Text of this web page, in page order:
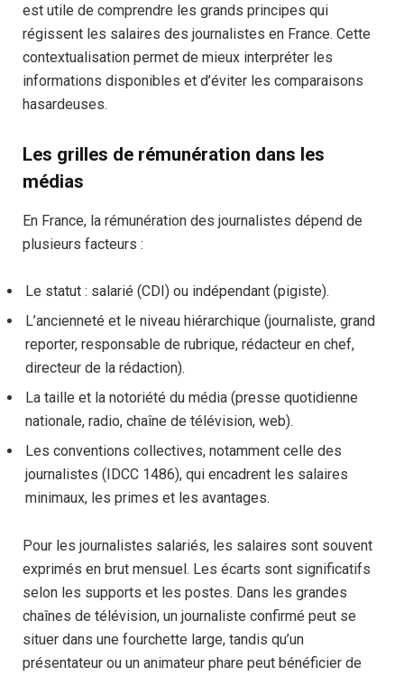
est utile de comprendre les grands principes qui
régissent les salaires des journalistes en France. Cette
contextualisation permet de mieux interpréter les
informations disponibles et d’éviter les comparaisons
hasardeuses.
Les grilles de rémunération dans les
médias
En France, la rémunération des journalistes dépend de
plusieurs facteurs :
Le statut : salarié (CDI) ou indépendant (pigiste).
L’ancienneté et le niveau hiérarchique (journaliste, grand
reporter, responsable de rubrique, rédacteur en chef,
directeur de la rédaction).
La taille et la notoriété du média (presse quotidienne
nationale, radio, chaîne de télévision, web).
Les conventions collectives, notamment celle des
journalistes (IDCC 1486), qui encadrent les salaires
minimaux, les primes et les avantages.
Pour les journalistes salariés, les salaires sont souvent
exprimés en brut mensuel. Les écarts sont significatifs
selon les supports et les postes. Dans les grandes
chaînes de télévision, un journaliste confirmé peut se
situer dans une fourchette large, tandis qu’un
présentateur ou un animateur phare peut bénéficier de